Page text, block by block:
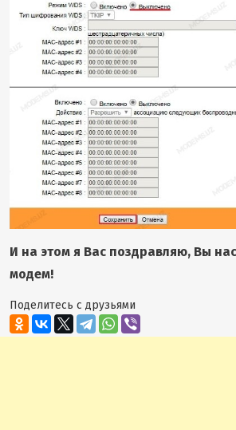
И на этом я Вас поздравляю, Вы
модем!
Поделитесь с друзьями